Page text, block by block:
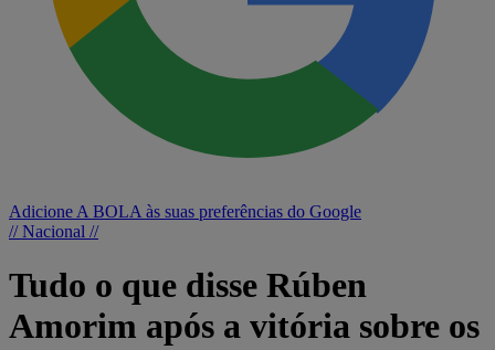
Adicione A BOLA às suas preferências do Google
// Nacional //
Tudo o que disse Rúben
Amorim após a vitória sobre os